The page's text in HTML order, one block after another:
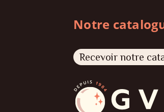
Notre
Recevoir notre